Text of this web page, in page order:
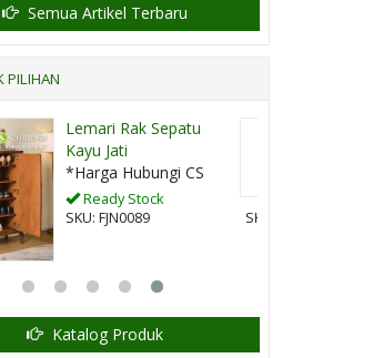
Semua Artikel Terbaru
PILIHAN
Kursi Tamu Rotan
Minimalis Kay....
*Harga Hubungi CS
Pre Order
Katalog Produk